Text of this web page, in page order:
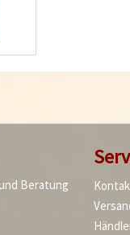
Beratung